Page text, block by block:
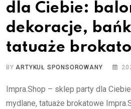
dla Ciebie:
dekoracje,
tatuaże
BYARTYKUŁ SPONSOROWANY
Impra.Shop – sklep party dla
mydlane, tatuaże brokatowe